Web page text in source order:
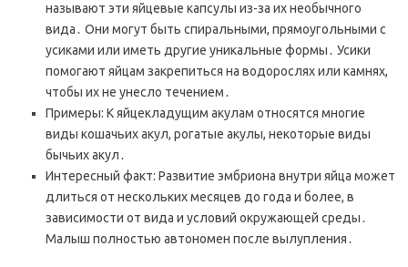
называют эти яйцевые капсулы из-за их необычного
вида․ Они могут быть спиральными, прямоугольными с
усиками или иметь другие уникальные формы․ Усики
помогают яйцам закрепиться на водорослях или камнях,
чтобы их не унесло течением․
Примеры: К яйцекладущим акулам относятся многие
виды кошачьих акул, рогатые акулы, некоторые виды
бычьих акул․
Интересный факт: Развитие эмбриона внутри яйца может
длиться от нескольких месяцев до года и более, в
зависимости от вида и условий окружающей среды․
Малыш полностью автономен после вылупления․